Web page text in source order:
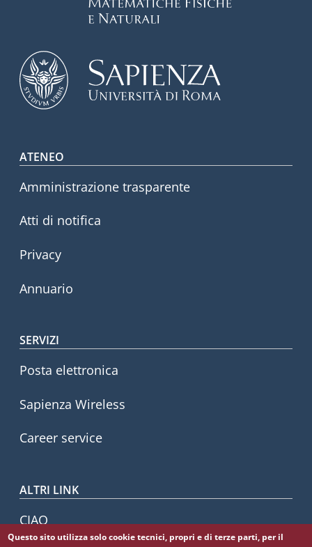
Footer menu
ATENEO
Amministrazione trasparente
Atti di notifica
Privacy
Annuario
SERVIZI
Posta elettronica
Sapienza Wireless
Career service
ALTRI LINK
CIAO
Questo sito utilizza solo cookie tecnici, propri e di terze parti, per il